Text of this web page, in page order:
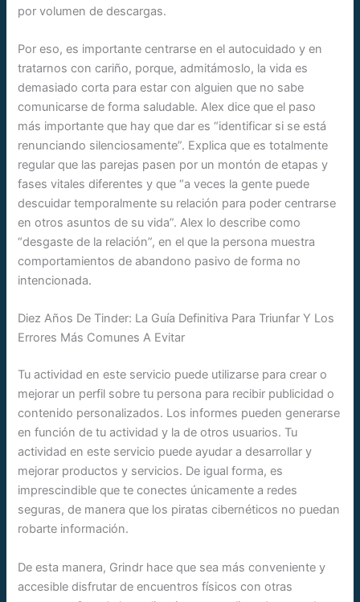
por volumen de descargas.
Por eso, es importante centrarse en el autocuidado y en
tratarnos con cariño, porque, admitámoslo, la vida es
demasiado corta para estar con alguien que no sabe
comunicarse de forma saludable. Alex dice que el paso
más importante que hay que dar es “identificar si se está
renunciando silenciosamente”. Explica que es totalmente
regular que las parejas pasen por un montón de etapas y
fases vitales diferentes y que “a veces la gente puede
descuidar temporalmente su relación para poder centrarse
en otros asuntos de su vida”. Alex lo describe como
“desgaste de la relación”, en el que la persona muestra
comportamientos de abandono pasivo de forma no
intencionada.
Diez Años De Tinder: La Guía Definitiva Para Triunfar Y Los
Errores Más Comunes A Evitar
Tu actividad en este servicio puede utilizarse para crear o
mejorar un perfil sobre tu persona para recibir publicidad o
contenido personalizados. Los informes pueden generarse
en función de tu actividad y la de otros usuarios. Tu
actividad en este servicio puede ayudar a desarrollar y
mejorar productos y servicios. De igual forma, es
imprescindible que te conectes únicamente a redes
seguras, de manera que los piratas cibernéticos no puedan
robarte información.
De esta manera, Grindr hace que sea más conveniente y
accesible disfrutar de encuentros físicos con otras